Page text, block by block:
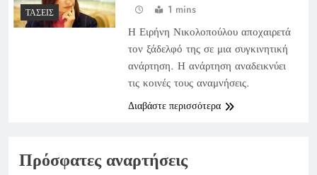
ΤΆΣΕΙΣ 1 mins
Η Ειρήνη Νικολοπούλου αποχαιρετά
τον ξάδελφό της σε μια συγκινητική
ανάρτηση. Η ανάρτηση αναδεικνύει
τις κοινές τους αναμνήσεις.
Διαβάστε περισσότερα
Πρόσφατες αναρτήσεις